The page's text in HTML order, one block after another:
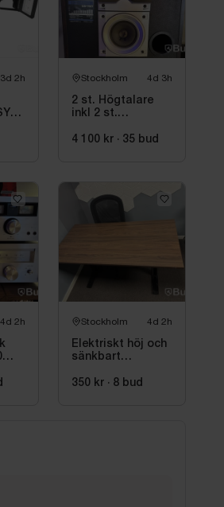
2h Stockholm 4d 3h
2 st. Högtalare
inkl 2 st.
mixer Pioneer
4 100 kr · 35 bud
4d 2h Stockholm 4d 2h
Elektriskt höj och
sänkbart
kontorsstol
350 kr · 8 bud